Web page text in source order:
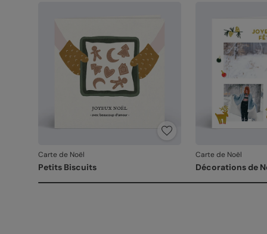
Carte de Noël
Petits Biscuits
Carte de Noël
Décorations de